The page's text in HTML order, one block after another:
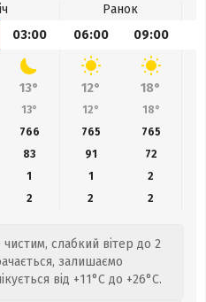
Ранок
03:00 06:00 09:00
13° 12° 18°
13° 12° 18°
766 765 765
83 91 72
1 1
2
2 2 2
слабкий вітер до 2
залишаємо
від +11°C до +26°C.